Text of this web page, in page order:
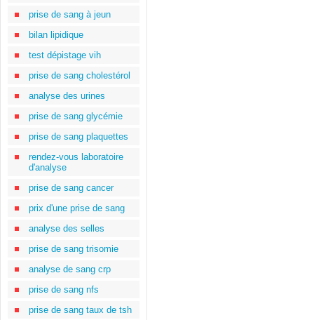
prise de sang à jeun
bilan lipidique
test dépistage vih
prise de sang cholestérol
analyse des urines
prise de sang glycémie
prise de sang plaquettes
rendez-vous laboratoire
d'analyse
prise de sang cancer
prix d'une prise de sang
analyse des selles
prise de sang trisomie
analyse de sang crp
prise de sang nfs
prise de sang taux de tsh